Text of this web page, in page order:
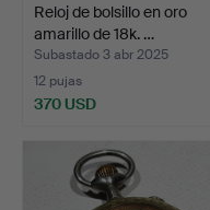
Reloj de bolsillo en oro
amarillo de 18k. …
Subastado 3 abr 2025
12 pujas
370 USD